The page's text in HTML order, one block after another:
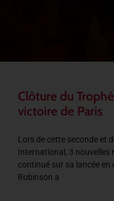
Clôture du
victoire de Paris
Lors de cette seconde et
International, 3 nouvelles
continué sur sa lancée en
Robinson a